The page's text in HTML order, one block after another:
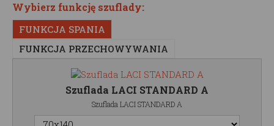
Wybierz funkcję szuflady:
FUNKCJA SPANIA
FUNKCJA PRZECHOWYWANIA
Szuflada LACI STANDARD A
Szuflada LACI STANDARD A